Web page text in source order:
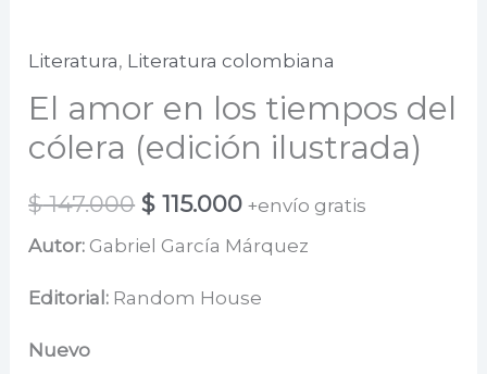
Literatura, Literatura colombiana
El amor en los tiempos del
cólera (edición ilustrada)
$147.000 El
precio
original
$ 115.000El
precio
+envío gratis
Autor: Gabriel García Márquez
Editorial: Random House
Nuevo